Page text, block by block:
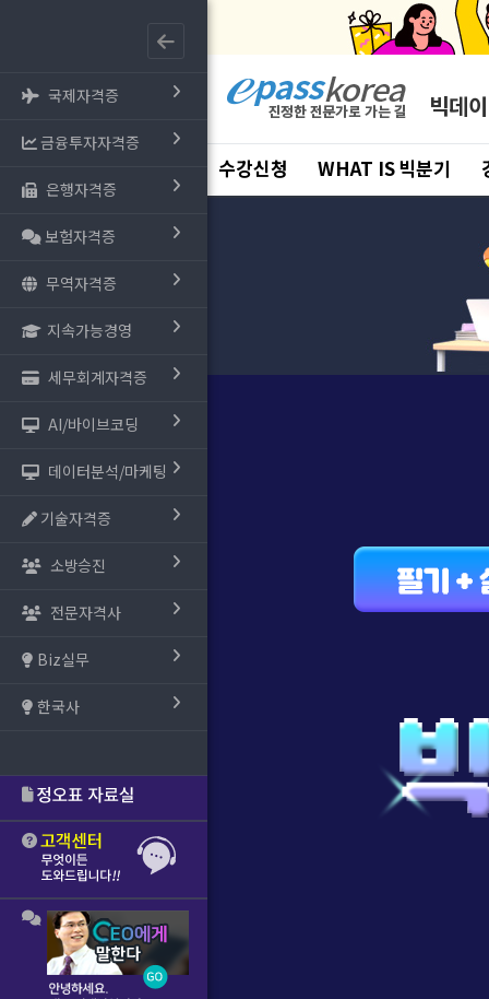
국제자격증
금융투자자격증
은행자격증
보험자격증
무역자격증
지속가능경영
세무회계자격증
AI/바이브코딩
데이터분석/마케팅
기술자격증
소방승진
전문자격사
Biz실무
한국사
빅데
수강신청 WHAT IS 빅분기